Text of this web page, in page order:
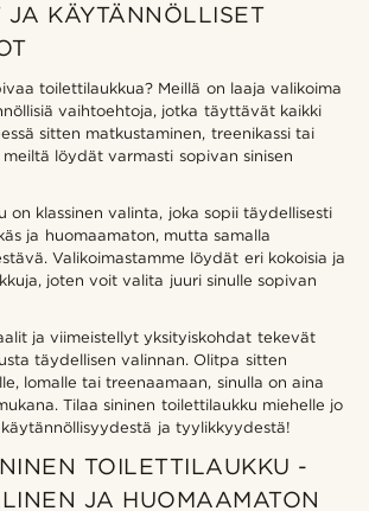
JA KÄYTÄNNÖLLISET
toilettilaukkua? Meillä on laaja valikoima
vaihtoehtoja, jotka täyttävät kaikki
sitten matkustaminen, treenikassi tai
löydät varmasti sopivan sinisen
on klassinen valinta, joka sopii täydellisesti
ja huomaamaton, mutta samalla
Valikoimastamme löydät eri kokoisia ja
joten voit valita juuri sinulle sopivan
ja viimeistellyt yksityiskohdat tekevät
täydellisen valinnan. Olitpa sitten
lomalle tai treenaamaan, sinulla on aina
Tilaa sininen toilettilaukku miehelle jo
ja tyylikkyydestä!
TOILETTILAUKKU -
JA HUOMAAMATON